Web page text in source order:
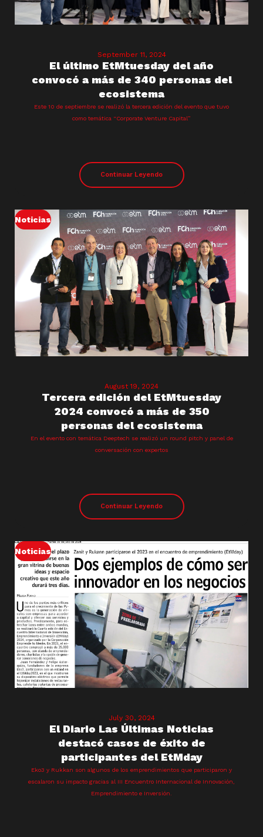
September 11, 2024
El último EtMtuesday del año
convocó a más de 340 personas del
ecosistema
Este 10 de septiembre se realizó la tercera edición del evento que tuvo
como temática “Corporate Venture Capital”
Continuar Leyendo
Noticias
August 19, 2024
Tercera edición del EtMtuesday
2024 convocó a más de 350
personas del ecosistema
En el evento con temática Deeptech se realizó un round pitch y panel de
conversación con expertos
Continuar Leyendo
Noticias
July 30, 2024
El Diario Las Últimas Noticias
destacó casos de éxito de
participantes del EtMday
Eko3 y Rukkan son algunos de los emprendimientos que participaron y
escalaron su impacto gracias al III Encuentro Internacional de Innovación,
Emprendimiento e Inversión.